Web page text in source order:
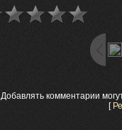
Добавлять комментарии
[